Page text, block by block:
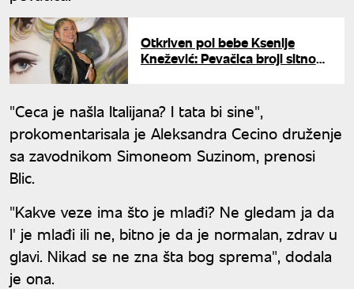
Otkriven pol bebe Ksenije
Knežević: Pevačica broji sitno
"Ceca je našla Italijana? I tata bi sine",
prokomentarisala je Aleksandra Cecino druženje
sa zavodnikom Simoneom Suzinom, prenosi
Blic.
"Kakve veze ima što je mlađi? Ne gledam ja da
l' je mlađi ili ne, bitno je da je normalan, zdrav u
glavi. Nikad se ne zna šta bog sprema", dodala
je ona.